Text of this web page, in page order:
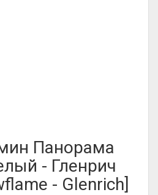
Панорама
- Гленрич
- Glenrich]